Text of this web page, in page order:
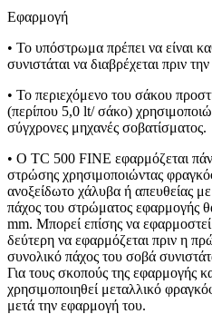
Εφαρμογή
• Το υπόστρωμα πρέπει να είναι
συνιστάται να διαβρέχεται πριν
• Το περιεχόμενο του σάκου
(περίπου 5,0 lt/ σάκο)
σύγχρονες μηχανές σοβατίσματος.
• Ο TC 500 FINE εφαρμόζεται
στρώσης χρησιμοποιώντας
ανοξείδωτο χάλυβα ή απευθείας
πάχος του στρώματος εφαρμογής
mm. Μπορεί επίσης να
δεύτερη να εφαρμόζεται πριν η
συνολικό πάχος του σοβά
Για τους σκοπούς της εφαρμογής
χρησιμοποιηθεί μεταλλικό
μετά την εφαρμογή του.